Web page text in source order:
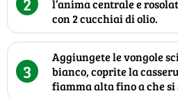
l’anima centrale e
con 2 cucchiai di olio.
3
Aggiungete le vongole
bianco, coprite la
fiamma alta fino a che si